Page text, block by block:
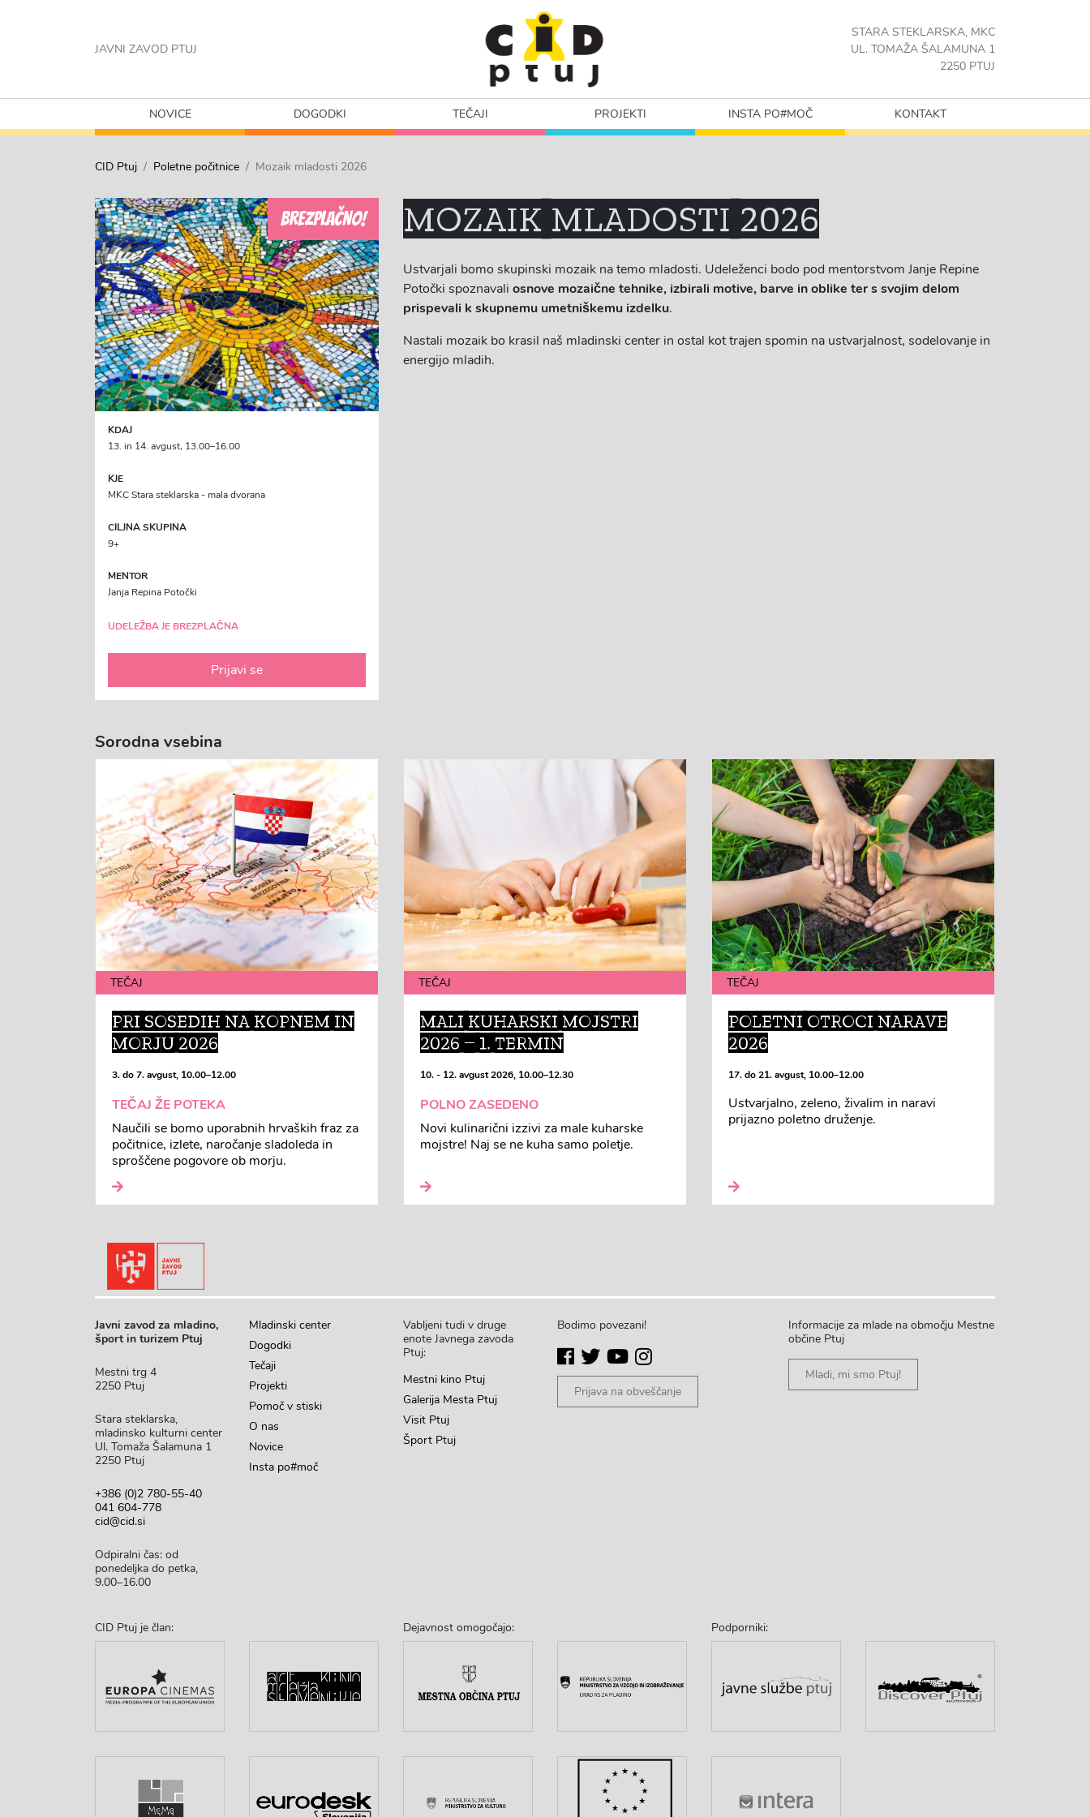
JAVNI ZAVOD PTUJ
STARA STEKLARSKA, MKC
UL. TOMAŽA ŠALAMUNA 1
2250 PTUJ
NOVICE DOGODKI TEČAJI PROJEKTI INSTA PO#MOČ KONTAKT
CID Ptuj Poletne počitnice Mozaik mladosti 2026
BREZPLAČNO!
KDAJ
13. in 14. avgust, 13.00–16.00
KJE
MKC Stara steklarska - mala dvorana
CILJNA SKUPINA
9+
MENTOR
Janja Repina Potočki
UDELEŽBA JE BREZPLAČNA
Prijavi se
MOZAIK MLADOSTI 2026
Ustvarjali bomo skupinski mozaik na temo mladosti. Udeleženci bodo pod mentorstvom Janje Repine
Potočki spoznavali osnove mozaične tehnike, izbirali motive, barve in oblike ter s svojim delom
prispevali k skupnemu umetniškemu izdelku.
Nastali mozaik bo krasil naš mladinski center in ostal kot trajen spomin na ustvarjalnost, sodelovanje in
energijo mladih.
Sorodna vsebina
TEČAJ
PRI SOSEDIH NA KOPNEM IN
MORJU 2026
3. do 7. avgust, 10.00–12.00
TEČAJ ŽE POTEKA
Naučili se bomo uporabnih hrvaških fraz za
počitnice, izlete, naročanje sladoleda in
sproščene pogovore ob morju.
TEČAJ
MALI KUHARSKI MOJSTRI
2026 – 1. TERMIN
10. - 12. avgust 2026, 10.00–12.30
POLNO ZASEDENO
Novi kulinarični izzivi za male kuharske
mojstre! Naj se ne kuha samo poletje.
TEČAJ
POLETNI OTROCI NARAVE
2026
17. do 21. avgust, 10.00–12.00
Ustvarjalno, zeleno, živalim in naravi
prijazno poletno druženje.
Javni zavod za mladino,
šport in turizem Ptuj
Mestni trg 4
2250 Ptuj
Stara steklarska,
mladinsko kulturni center
Ul. Tomaža Šalamuna 1
2250 Ptuj
+386 (0)2 780-55-40
041 604-778
cid@cid.si
Odpiralni čas: od
ponedeljka do petka,
9.00–16.00
Mladinski center
Dogodki
Tečaji
Projekti
Pomoč v stiski
O nas
Novice
Insta po#moč
Vabljeni tudi v druge
enote Javnega zavoda
Ptuj:
Mestni kino Ptuj
Galerija Mesta Ptuj
Visit Ptuj
Šport Ptuj
Bodimo povezani!
Prijava na obveščanje
Informacije za mlade na območju Mestne
občine Ptuj
Mladi, mi smo Ptuj!
CID Ptuj je član: Dejavnost omogočajo: Podporniki: